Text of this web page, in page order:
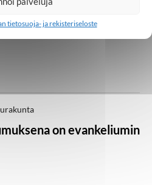
tietosuoja- ja rekisteriseloste
Lempäälässä 21.–
on evankeliumin